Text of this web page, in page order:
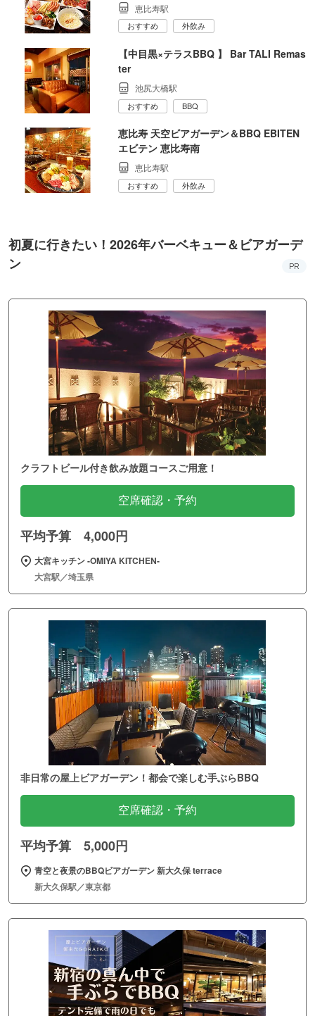
恵比寿駅
おすすめ 外飲み
【中目黒×テラスBBQ 】 Bar TALI Remas
ter
池尻大橋駅
おすすめ BBQ
恵比寿 天空ビアガーデン＆BBQ EBITEN
エビテン 恵比寿南
恵比寿駅
おすすめ 外飲み
初夏に行きたい！2026年バーベキュー＆ビアガーデ
ン
PR
クラフトビール付き飲み放題コースご用意！
空席確認・予約
平均予算 4,000円
大宮キッチン ‐OMIYA KITCHEN‐
大宮駅／埼玉県
非日常の屋上ビアガーデン！都会で楽しむ手ぶらBBQ
空席確認・予約
平均予算 5,000円
青空と夜景のBBQビアガーデン 新大久保 terrace
新大久保駅／東京都